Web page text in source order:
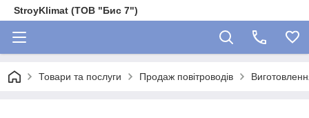
StroyKlimat (ТОВ "Бис 7")
Товари та послуги Продаж повітроводів